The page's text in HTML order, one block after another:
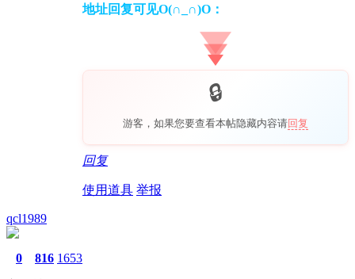
地址回复可见O(∩_∩)O：
游客，如果您要查看本帖隐藏内容请回复
回复
使用道具 举报
qcl1989
0 816 1653